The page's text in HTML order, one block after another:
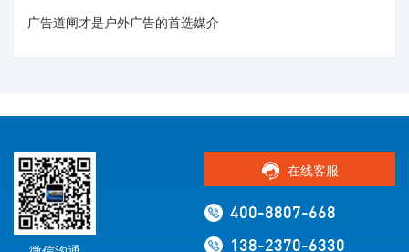
广告道闸才是户外广告的首选媒介
在线客服
400-8807-668
138-2370-6330